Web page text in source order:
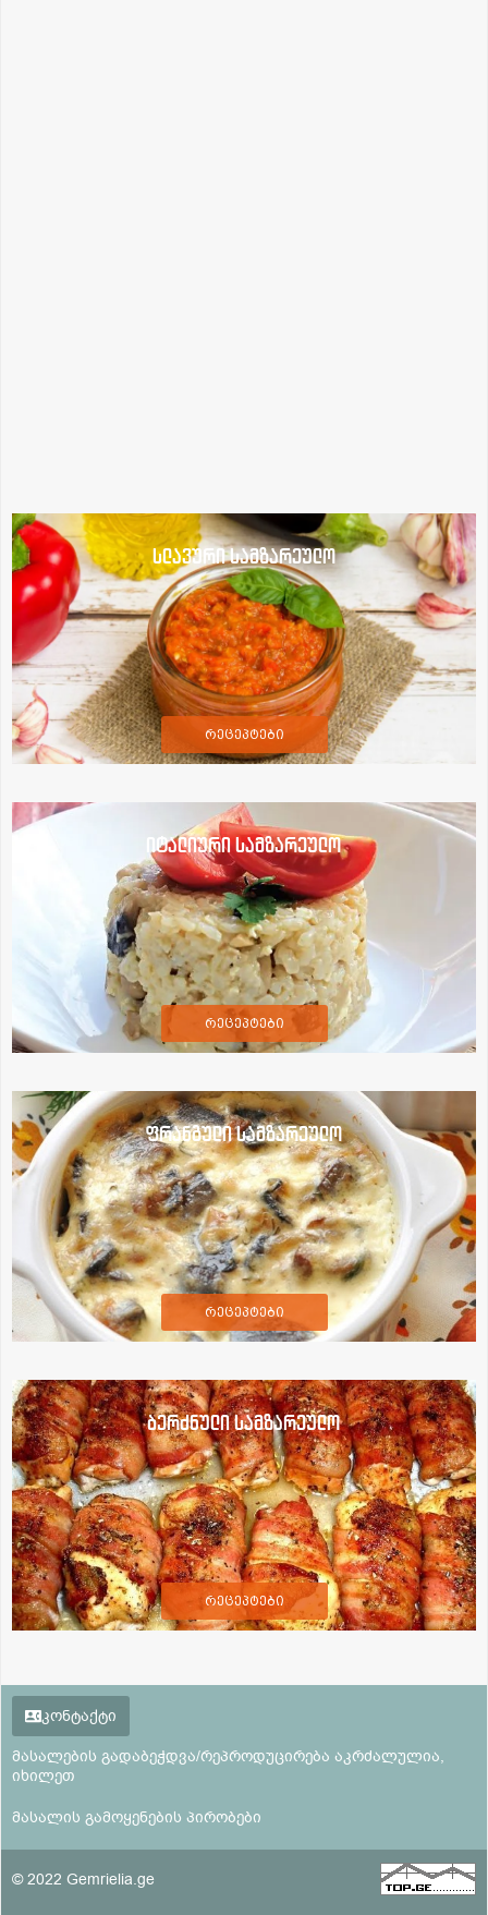
სლავური სამზარეულო
რეცეპტები
იტალიური სამზარეულო
რეცეპტები
ფრანგული სამზარეულო
რეცეპტები
ბერძნული სამზარეულო
რეცეპტები
კონტაქტი
მასალების გადაბეჭდვა/რეპროდუცირება აკრძალულია,
იხილეთ
მასალის გამოყენების პირობები
© 2022 Gemrielia.ge